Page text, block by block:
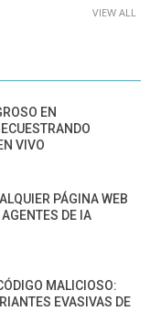
VIEW ALL
EN
VIVO
PÁGINA WEB
DE IA
MALICIOSO:
EVASIVAS DE